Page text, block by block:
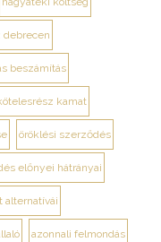
debrecen
beszámítás
kamat
öröklési szerződés
előnyei hátrányai
alternatívái
azonnali felmondás